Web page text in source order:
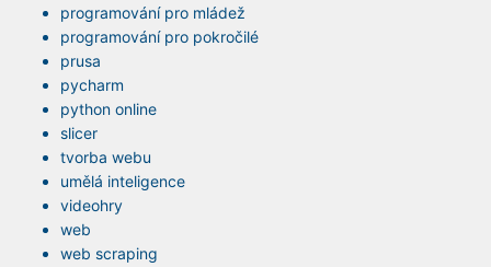
programování pro mládež
programování pro pokročilé
prusa
pycharm
python online
slicer
tvorba webu
umělá inteligence
videohry
web
web scraping